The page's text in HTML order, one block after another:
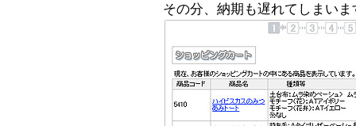
その分、納期も遅れてしまい